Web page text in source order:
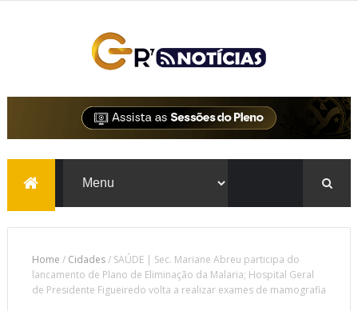
Home / Cidades/ SAÚDE | Sec. Mariane Abreu participa do
lancamento de Plano de Eliminação da Malaria; Hospital Geral
de Presidente Figueiredo volta a realizar exames de mamografia